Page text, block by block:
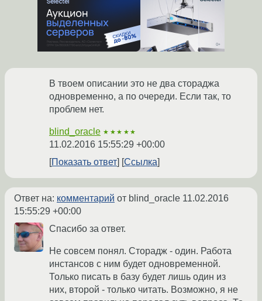
В твоем описании это не два стораджа
одновременно, а по очереди. Если так, то
проблем нет.
blind_oracle ★★★★★
11.02.2016 15:55:29 +00:00
Показать ответ
Ссылка
Ответ на: комментарий от blind_oracle 11.02.2016
15:55:29 +00:00
Спасибо за ответ.
Не совсем понял. Сторадж - один. Работа
инстансов с ним будет одновременной.
Только писать в базу будет лишь один из
них, второй - только читать. Возможно, я не